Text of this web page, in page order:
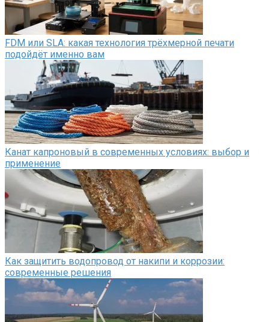
FDM или SLA: какая технология трёхмерной печати
подойдёт именно вам
Канат капроновый в современных условиях: выбор и
применение
Как защитить водопровод от накипи и коррозии:
современные решения